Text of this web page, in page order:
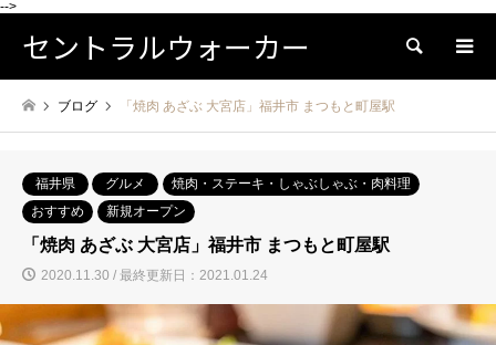
-->
セントラルウォーカー 検索
ブログ 「焼肉 あざぶ 大宮店」福井市 まつもと町屋駅
福井県 グルメ
焼肉・ステーキ・しゃぶしゃぶ・肉料理
おすすめ
新規オープン
「焼肉 あざぶ 大宮店」福井市 まつもと町屋駅
2020.11.30 / 最終更新日：2021.01.24